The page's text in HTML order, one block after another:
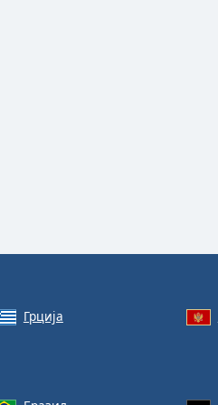
Грција